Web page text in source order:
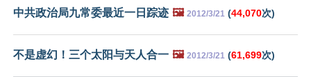
中共政治局九常委最近一日踪迹 🖼️ 2012/3/21 (44,070次)
不是虚幻！三个太阳与天人合一 🖼️ 2012/3/21 (61,699次)